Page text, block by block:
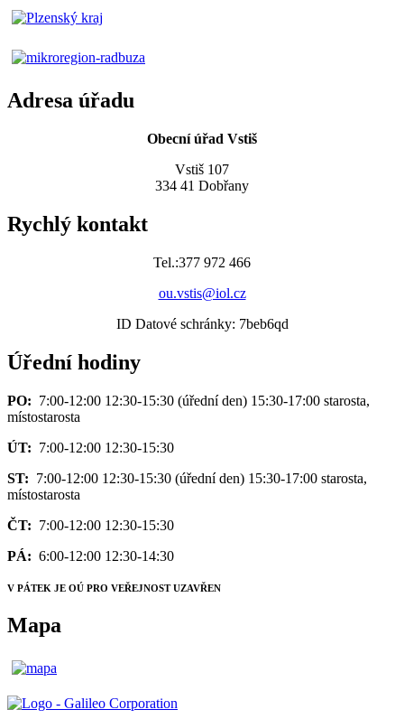
Adresa úřadu
Obecní úřad Vstiš
Vstiš 107
334 41 Dobřany
Rychlý kontakt
Tel.:377 972 466
ou.vstis@iol.cz
ID Datové schránky: 7beb6qd
Úřední hodiny
PO: 7:00-12:00 12:30-15:30 (úřední den) 15:30-17:00 starosta,
místostarosta
ÚT: 7:00-12:00 12:30-15:30
ST: 7:00-12:00 12:30-15:30 (úřední den) 15:30-17:00 starosta,
místostarosta
ČT: 7:00-12:00 12:30-15:30
PÁ: 6:00-12:00 12:30-14:30
V PÁTEK JE OÚ PRO VEŘEJNOST UZAVŘEN
Mapa